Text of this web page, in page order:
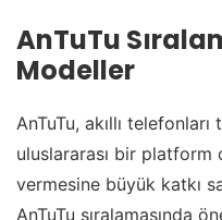
AnTuTu
Modeller
AnTuTu, akıllı
uluslararası bir platform
vermesine büyük katkı
AnTuTu sıralamasında